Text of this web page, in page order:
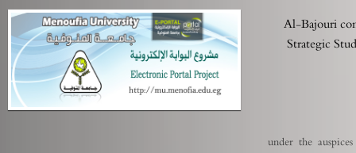
Al-Bajouri
Strategic
under the